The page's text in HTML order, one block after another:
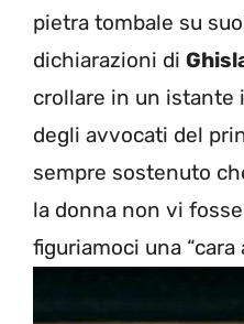
pietra tombale su
dichiarazioni di
crollare in un istante
degli avvocati del
sempre sostenuto
la donna non vi
figuriamoci una “cara